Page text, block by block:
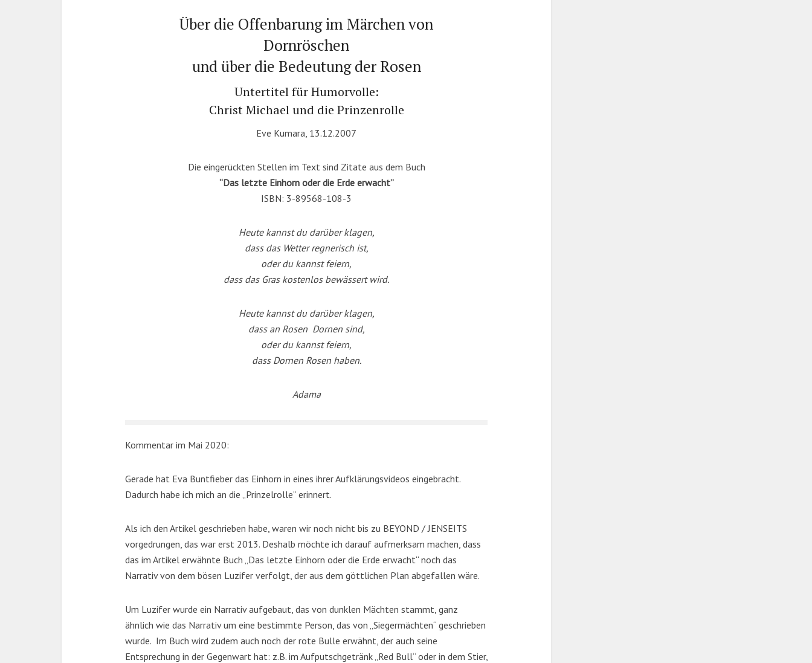
Über die Offenbarung im Märchen von
Dornröschen
und über die Bedeutung der Rosen
Untertitel für Humorvolle:
Christ Michael und die Prinzenrolle
Eve Kumara, 13.12.2007
Die eingerückten Stellen im Text sind Zitate aus dem Buch
“Das letzte Einhorn oder die Erde erwacht”
ISBN: 3-89568-108-3
Heute kannst du darüber klagen,
dass das Wetter regnerisch ist,
oder du kannst feiern,
dass das Gras kostenlos bewässert wird.
Heute kannst du darüber klagen,
dass an Rosen Dornen sind,
oder du kannst feiern,
dass Dornen Rosen haben.
Adama
Kommentar im Mai 2020:
Gerade hat Eva Buntfieber das Einhorn in eines ihrer Aufklärungsvideos eingebracht.
Dadurch habe ich mich an die „Prinzelrolle“ erinnert.
Als ich den Artikel geschrieben habe, waren wir noch nicht bis zu BEYOND / JENSEITS
vorgedrungen, das war erst 2013. Deshalb möchte ich darauf aufmerksam machen, dass
das im Artikel erwähnte Buch „Das letzte Einhorn oder die Erde erwacht“ noch das
Narrativ von dem bösen Luzifer verfolgt, der aus dem göttlichen Plan abgefallen wäre.
Um Luzifer wurde ein Narrativ aufgebaut, das von dunklen Mächten stammt, ganz
ähnlich wie das Narrativ um eine bestimmte Person, das von „Siegermächten“ geschrieben
wurde. Im Buch wird zudem auch noch der rote Bulle erwähnt, der auch seine
Entsprechung in der Gegenwart hat: z.B. im Aufputschgetränk „Red Bull“ oder in dem Stier,